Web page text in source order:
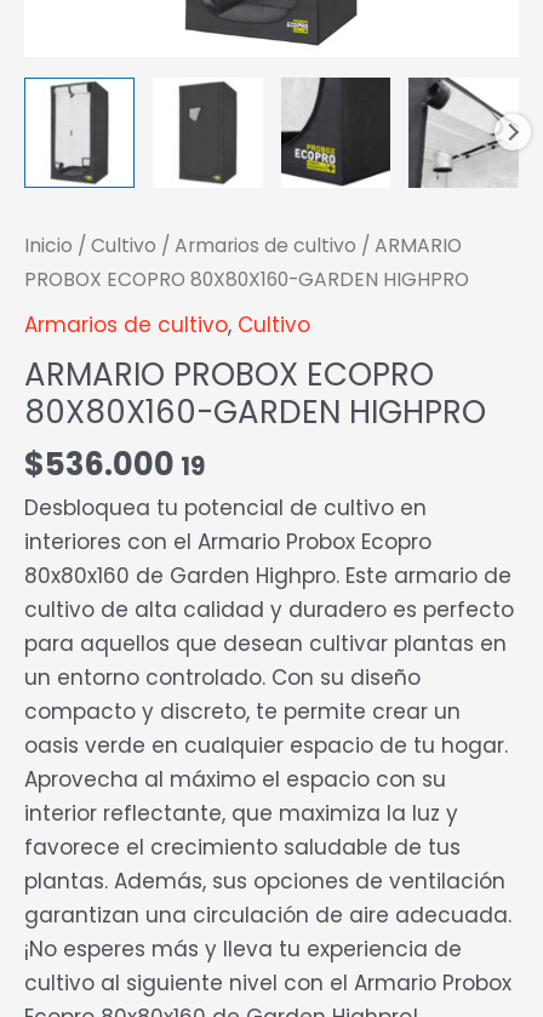
Inicio / Cultivo / Armarios de cultivo / ARMARIO
PROBOX ECOPRO 80X80X160-GARDEN HIGHPRO
Armarios de cultivo, Cultivo
ARMARIO PROBOX ECOPRO
80X80X160-GARDEN HIGHPRO
$536.000 19
Desbloquea tu potencial de cultivo en
interiores con el Armario Probox Ecopro
80x80x160 de Garden Highpro. Este armario de
cultivo de alta calidad y duradero es perfecto
para aquellos que desean cultivar plantas en
un entorno controlado. Con su diseño
compacto y discreto, te permite crear un
oasis verde en cualquier espacio de tu hogar.
Aprovecha al máximo el espacio con su
interior reflectante, que maximiza la luz y
favorece el crecimiento saludable de tus
plantas. Además, sus opciones de ventilación
garantizan una circulación de aire adecuada.
¡No esperes más y lleva tu experiencia de
cultivo al siguiente nivel con el Armario Probox